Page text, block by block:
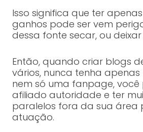
Isso significa que ter
ganhos pode ser vem
dessa fonte secar, ou
Então, quando criar blogs
vários, nunca tenha apenas
nem só uma fanpage, você
afiliado autoridade e ter
paralelos fora da sua área
atuação.